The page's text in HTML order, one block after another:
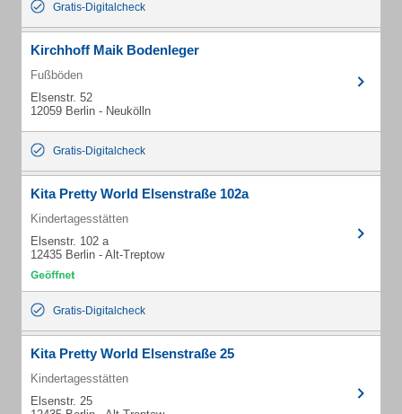
Gratis-Digitalcheck
Kirchhoff Maik Bodenleger
Fußböden
Elsenstr. 52
12059 Berlin - Neukölln
Gratis-Digitalcheck
Kita Pretty World Elsenstraße 102a
Kindertagesstätten
Elsenstr. 102 a
12435 Berlin - Alt-Treptow
Gratis-Digitalcheck
Kita Pretty World Elsenstraße 25
Kindertagesstätten
Elsenstr. 25